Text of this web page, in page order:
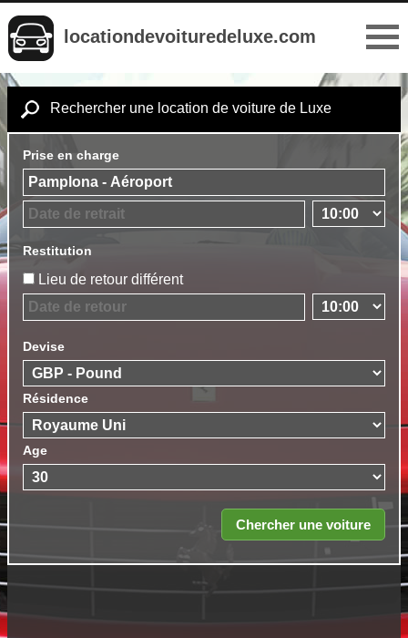
locationdevoituredeluxe.com
Rechercher une location de voiture de Luxe
Prise en charge
Restitution
Lieu de retour différent
Devise
Résidence
Age